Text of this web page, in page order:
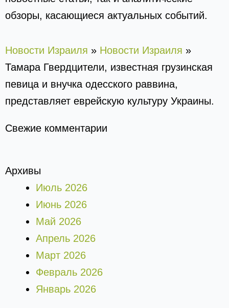
обзоры, касающиеся актуальных событий.
Новости Израиля » Новости Израиля »
Тамара Гвердцители, известная грузинская
певица и внучка одесского раввина,
представляет еврейскую культуру Украины.
Свежие комментарии
Архивы
Июль 2026
Июнь 2026
Май 2026
Апрель 2026
Март 2026
Февраль 2026
Январь 2026